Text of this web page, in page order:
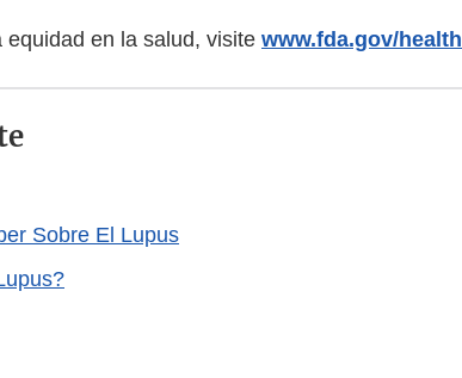
en la salud, visite www.fda.gov/
Sobre El Lupus